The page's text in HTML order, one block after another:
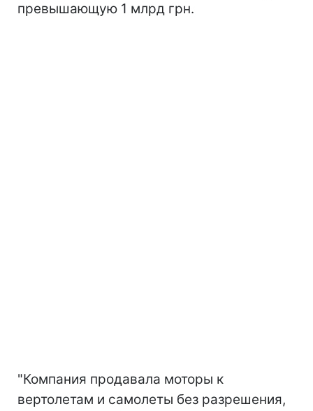
превышающую 1 млрд грн.
"Компания продавала моторы к
вертолетам и самолеты без разрешения,